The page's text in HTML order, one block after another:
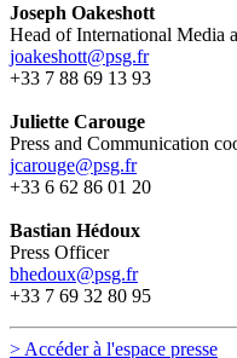
Joseph Oakeshott
Head of International Media
joakeshott@psg.fr
+33 7 88 69 13 93
Juliette Carouge
Press and Communication
jcarouge@psg.fr
+33 6 62 86 01 20
Bastian Hédoux
Press Officer
bhedoux@psg.fr
+33 7 69 32 80 95
> Accéder à l'espace presse